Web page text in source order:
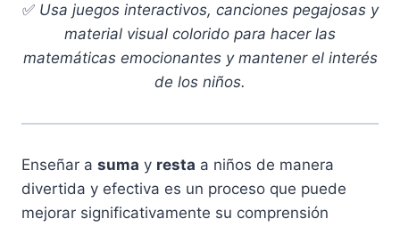
✅ Usa juegos interactivos, canciones pegajosas y
material visual colorido para hacer las
matemáticas emocionantes y mantener el interés
de los niños.
Enseñar a suma y resta a niños de manera
divertida y efectiva es un proceso que puede
mejorar significativamente su comprensión